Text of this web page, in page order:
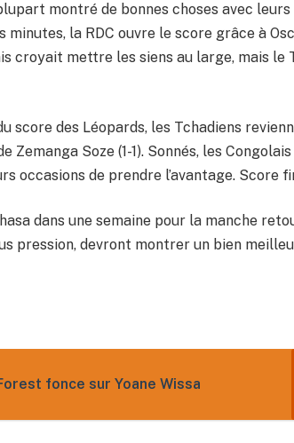
montré de bonnes choses avec
la RDC ouvre le score grâce à
croyait mettre les siens au large, mais le
score des Léopards, les Tchadiens
Soze (1-1). Sonnés, les
occasions de prendre l’avantage. Score
dans une semaine pour la manche
pression, devront montrer un bien
fonce sur Yoane Wissa